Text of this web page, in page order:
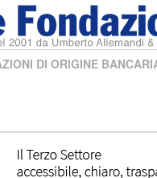
DI ORIGINE